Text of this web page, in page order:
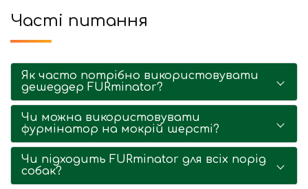
Часті питання
Як часто потрібно використовувати
дешеддер FURminator?
Чи можна використовувати
фурмінатор на мокрій шерсті?
Чи підходить FURminator для всіх порід
собак?